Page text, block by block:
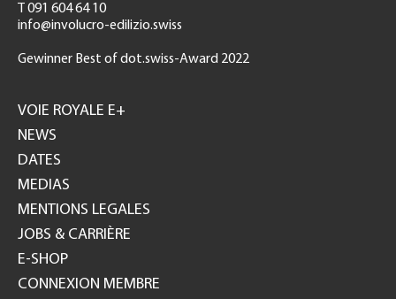
T 091 604 64 10
info@involucro-edilizio.swiss
Gewinner Best of dot.swiss-Award 2022
GH
VOIE ROYALE E+
NEWS
DATES
MEDIAS
MENTIONS LEGALES
JOBS & CARRIÈRE
E-SHOP
CONNEXION MEMBRE